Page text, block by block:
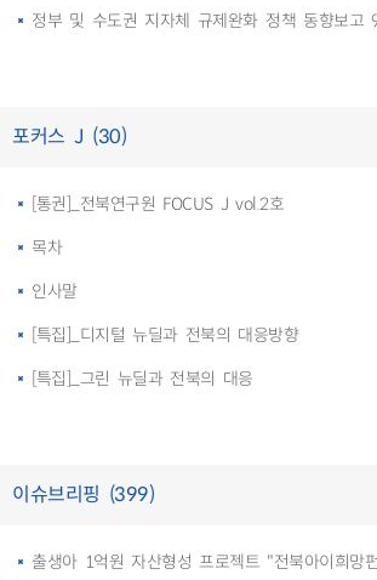
정부 및 수도권 지자체 규제완화 정책 동향보고
포커스 J (30)
[통권]_전북연구원 FOCUS J vol.2호
목차
인사말
[특집]_디지털 뉴딜과 전북의 대응방향
[특집]_그린 뉴딜과 전북의 대응
이슈브리핑 (399)
출생아 1억원 자산형성 프로젝트 "전북아이희망